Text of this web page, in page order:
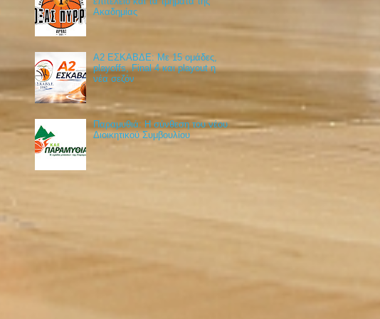
Ακαδημίας
Α2 ΕΣΚΑΒΔΕ: Με 15 ομάδες,
playoffs, Final 4 και playout η
νέα σεζόν
Παραμυθιά: Η σύνθεση του νέου
Διοικητικού Συμβουλίου